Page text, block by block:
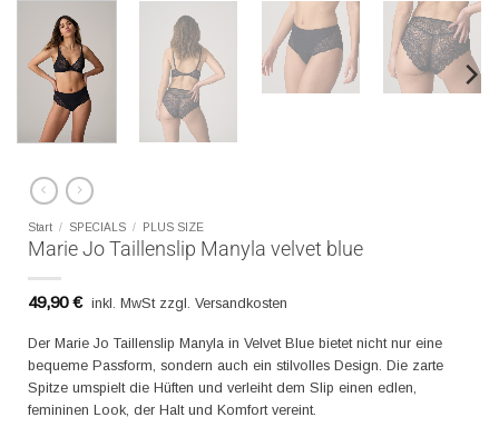
Start / SPECIALS / PLUS SIZE
Marie Jo Taillenslip Manyla velvet blue
49,90€ inkl. MwSt zzgl. Versandkosten
Der Marie Jo Taillenslip Manyla in Velvet Blue bietet nicht nur eine
bequeme Passform, sondern auch ein stilvolles Design. Die zarte
Spitze umspielt die Hüften und verleiht dem Slip einen edlen,
femininen Look, der Halt und Komfort vereint.